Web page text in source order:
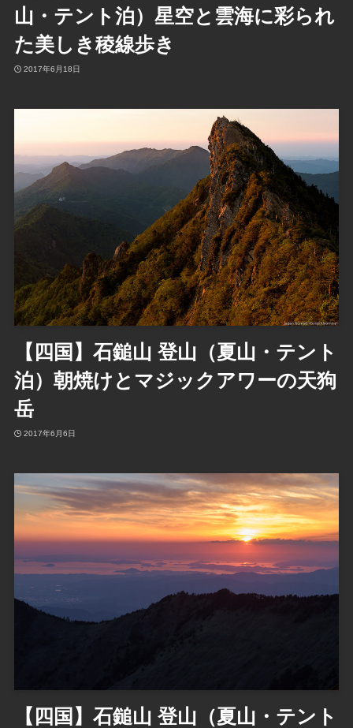
山・テント泊）星空と雲海に彩られ
た美しき稜線歩き
2017年6月18日
【四国】石鎚山 登山（夏山・テント
泊）朝焼けとマジックアワーの天狗
岳
2017年6月6日
【四国】石鎚山 登山（夏山・テント